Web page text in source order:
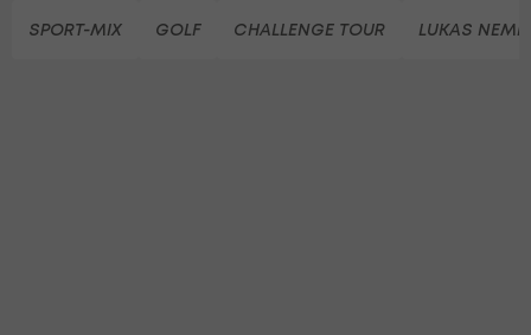
SPORT-MIX GOLF CHALLENGE TOUR LUKAS